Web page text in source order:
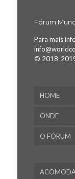
Fórum
Para mais
© 2018-
HOME
ONDE
O FÓRUM